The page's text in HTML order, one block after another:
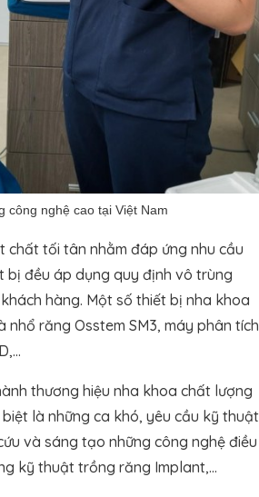
công nghệ cao tại Việt Nam
tối tân nhằm đáp ứng nhu cầu
bị đều áp dụng quy định vô trùng
hàng. Một số thiết bị nha khoa
răng Osstem SM3, máy phân tích
thương hiệu nha khoa chất lượng
là những ca khó, yêu cầu kỹ thuật
và sáng tạo những công nghệ điều
kỹ thuật trồng răng Implant,…